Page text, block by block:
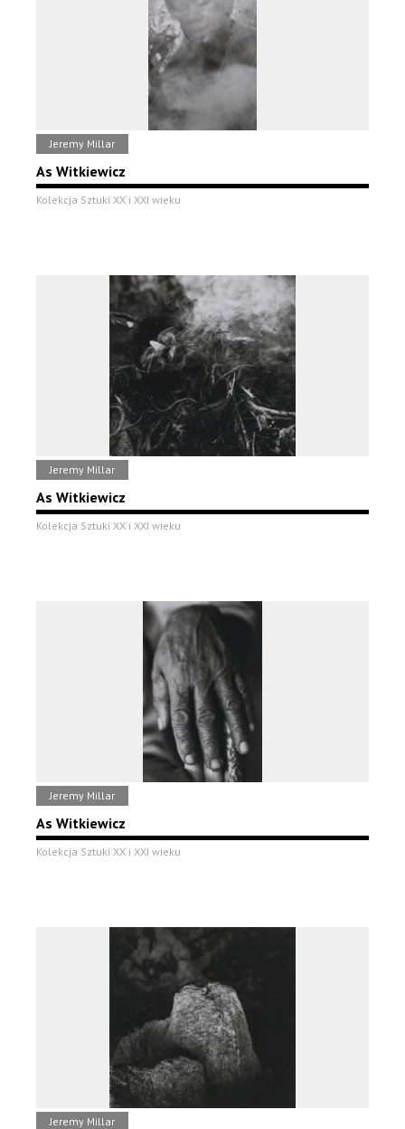
Jeremy Millar
As Witkiewicz
Kolekcja Sztuki XX i XXI wieku
Jeremy Millar
As Witkiewicz
Kolekcja Sztuki XX i XXI wieku
Jeremy Millar
As Witkiewicz
Kolekcja Sztuki XX i XXI wieku
Jeremy Millar